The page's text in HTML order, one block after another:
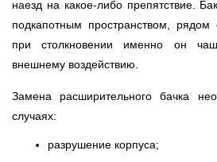
наезд на какое-либо препятствие.
подкапотным пространством,
при столкновении именно он
внешнему воздействию.
Замена расширительного бачка
случаях:
разрушение корпуса;